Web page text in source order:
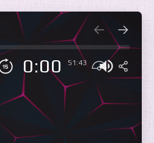
0:00 51:43